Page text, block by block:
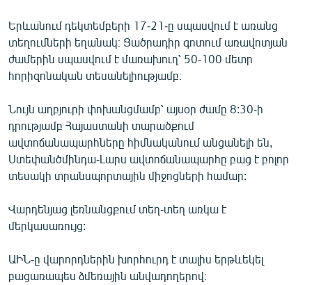
ՀԵՏԵՎԵՔ ՄԵԶ
«Ազատության» բոլոր կայքերը
Երևանում դեկտեմբերի 17-21-ը սպասվում է առանց
տեղումների եղանակ։ Ցածրադիր գոտում առավոտյան
ժամերին սպասվում է մառախուղ՝ 50-100 մետր
հորիզոնական տեսանելիությամբ։
Նույն աղբյուրի փոխանցմամբ՝ այսօր ժամը 8:30-ի
դրությամբ Հայաստանի տարածքում
ավտոճանապարհները հիմնականում անցանելի են,
Ստեփանծմինդա-Լարս ավտոճանապարհը բաց է բոլոր
տեսակի տրանսպորտային միջոցների համար:
Վարդենյաց լեռնանցքում տեղ-տեղ առկա է
մերկասառույց:
ԱԻՆ-ը վարորդներին խորհուրդ է տալիս երթևեկել
բացառապես ձմեռային անվադողերով։